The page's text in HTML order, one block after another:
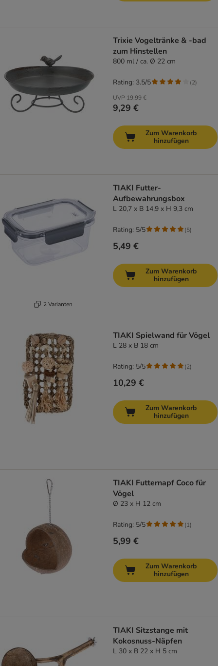
Trixie Vogeltränke & -bad
zum Hinstellen
800 ml / ca. Ø 22 cm
UVP 19,99 €
9,29 €
Rating: 3.5/5 (2)
Zum Warenkorb
hinzufügen
2 Varianten
TIAKI Futter-
Aufbewahrungsbox
L 20,7 x B 14,9 x H 9,3 cm
5,49 €
Rating: 5/5 (5)
Zum Warenkorb
hinzufügen
TIAKI Spielwand für Vögel
L 28 x B 18 cm
10,29 €
Rating: 5/5 (2)
Zum Warenkorb
hinzufügen
TIAKI Futternapf Coco für
Vögel
Ø 23 x H 12 cm
5,99 €
Rating: 5/5 (1)
Zum Warenkorb
hinzufügen
TIAKI Sitzstange mit
Kokosnuss-Näpfen
L 30 x B 22 x H 5 cm